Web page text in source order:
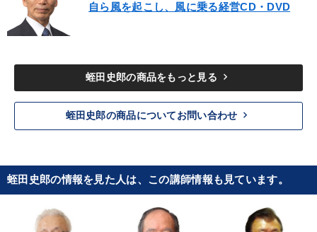
自ら風を起こし、風に乗る経営CD・DVD
蛭田史郎の商品をもっと見る keyboard_arrow_right
蛭田史郎の商品についてお問い合わせ keyboard_arrow_right
蛭田史郎の情報を見た人は、この講師情報も見ています。